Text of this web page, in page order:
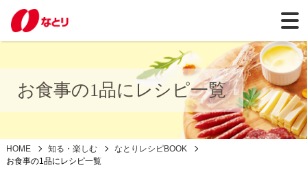
お食事の1品にレシピ一覧
HOME 知る・楽しむ
なとりレシピBOOK
お食事の1品にレシピ一覧